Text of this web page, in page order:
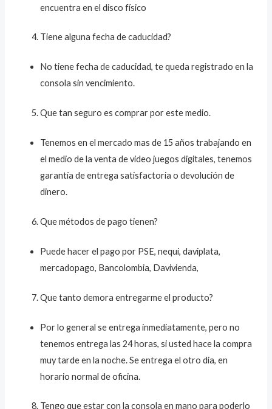
encuentra en el disco físico
Tiene alguna fecha de caducidad?
No tiene fecha de caducidad, te queda registrado en la
consola sin vencimiento.
Que tan seguro es comprar por este medio.
Tenemos en el mercado mas de 15 años trabajando en
el medio de la venta de video juegos digitales, tenemos
garantía de entrega satisfactoria o devolución de
dinero.
Que métodos de pago tienen?
Puede hacer el pago por PSE, nequi, daviplata,
mercadopago, Bancolombia, Davivienda,
Que tanto demora entregarme el producto?
Por lo general se entrega inmediatamente, pero no
tenemos entrega las 24 horas, si usted hace la compra
muy tarde en la noche. Se entrega el otro dia, en
horario normal de oficina.
Tengo que estar con la consola en mano para poderlo